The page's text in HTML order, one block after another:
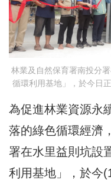
林業及自然保育署南投分
循環利用基地」，於今日
為促進林業資源永
落的綠色循環經濟
署在水里益則坑設
利用基地」，於今